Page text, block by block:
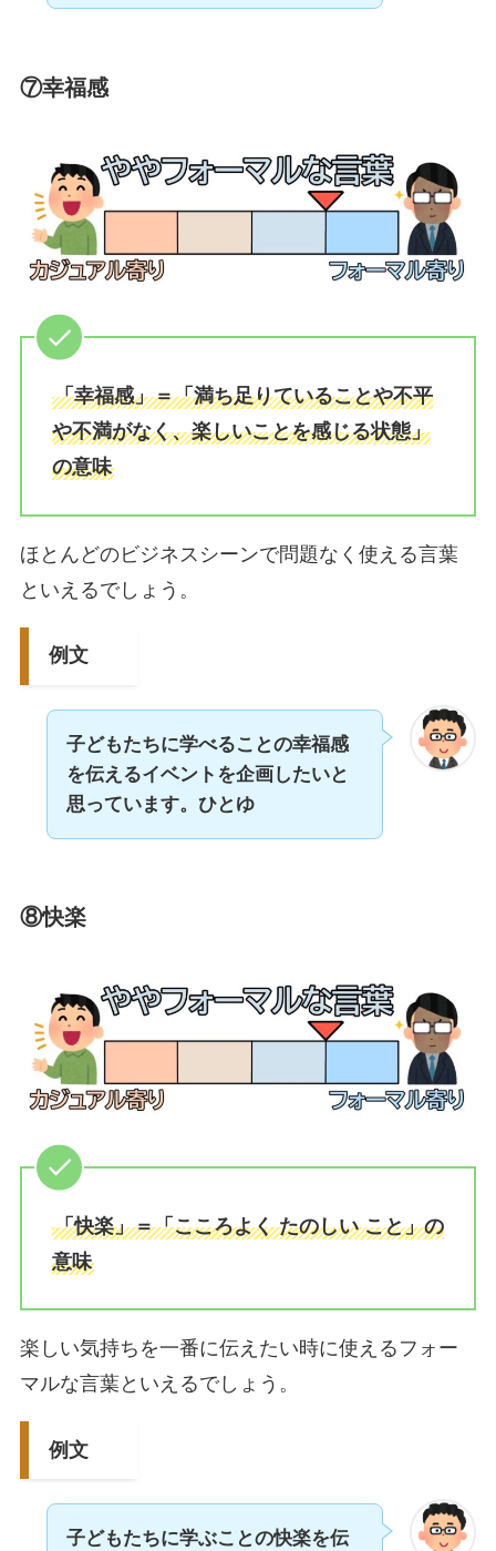
⑦幸福感
「幸福感」＝「満ち足りていることや不平
や不満がなく、楽しいことを感じる状態」
の意味
ほとんどのビジネスシーンで問題なく使える言葉
といえるでしょう。
例文
子どもたちに学べることの幸福感
を伝えるイベントを企画したいと
思っています。ひとゆ
⑧快楽
「快楽」＝「こころよく たのしい こと」の
意味
楽しい気持ちを一番に伝えたい時に使えるフォー
マルな言葉といえるでしょう。
例文
子どもたちに学ぶことの快楽を伝